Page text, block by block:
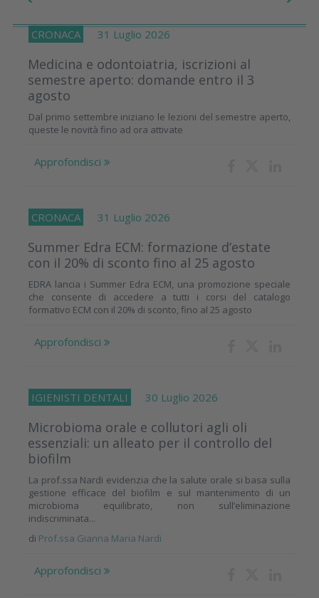
CRONACA 31 Luglio 2026
Medicina e odontoiatria, iscrizioni al
semestre aperto: domande entro il 3
agosto
Dal primo settembre iniziano le lezioni del semestre aperto,
queste le novità fino ad ora attivate
Approfondisci
CRONACA 31 Luglio 2026
Summer Edra ECM: formazione d’estate
con il 20% di sconto fino al 25 agosto
EDRA lancia i Summer Edra ECM, una promozione speciale
che consente di accedere a tutti i corsi del catalogo
formativo ECM con il 20% di sconto, fino al 25 agosto
Approfondisci
IGIENISTI DENTALI 30 Luglio 2026
Microbioma orale e collutori agli oli
essenziali: un alleato per il controllo del
biofilm
La prof.ssa Nardi evidenzia che la salute orale si basa sulla
gestione efficace del biofilm e sul mantenimento di un
microbioma equilibrato, non sull’eliminazione
indiscriminata...
di Prof.ssa Gianna Maria Nardi
Approfondisci